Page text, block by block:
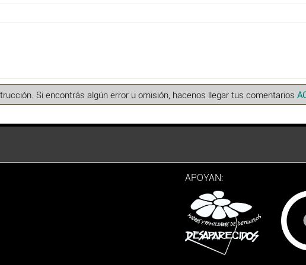
Si encontrás algún error u omisión, hacenos llegar tus comentarios
APOYAN: